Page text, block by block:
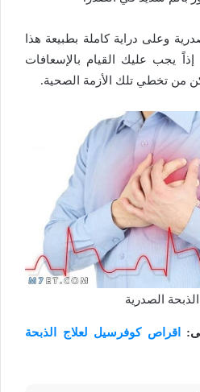
وعلى دراية كاملة بطبيعة هذا
يجب عليك القيام بالإسعافات
من تخطي تلك الأزمة الصحية.
الصدرية
اقراص كوفرسيل لعلاج الذبحة